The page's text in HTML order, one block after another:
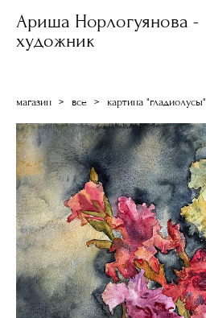
Ариша Норлогуянова -
художник
магазин > все > картина "гладиолусы"